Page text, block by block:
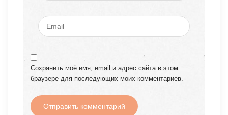
Сохранить моё имя, email и адрес сайта в этом
браузере для последующих моих комментариев.